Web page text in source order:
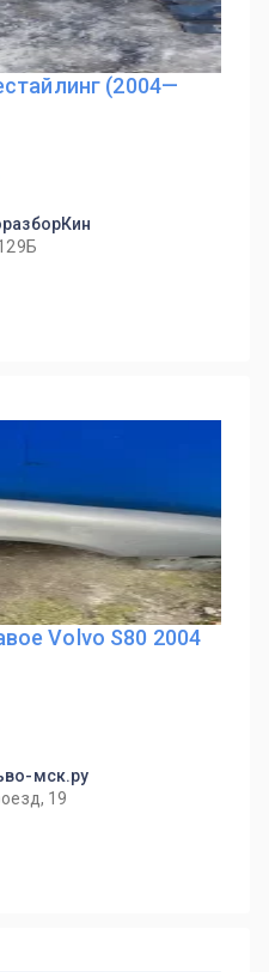
(2004—
Volvo S80 2004
мск.ру
19